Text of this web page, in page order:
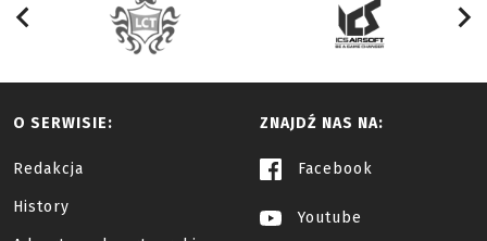
O SERWISIE:
Redakcja
History
ZNAJDŹ NAS NA:
Facebook
Youtube